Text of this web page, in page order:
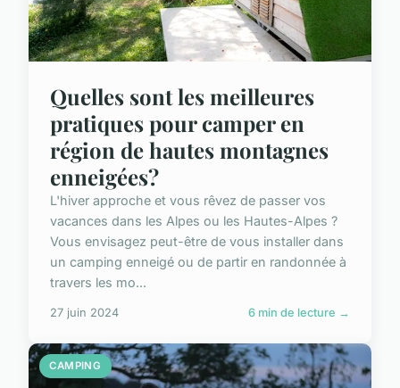
Quelles sont les meilleures
pratiques pour camper en
région de hautes montagnes
enneigées?
L'hiver approche et vous rêvez de passer vos
vacances dans les Alpes ou les Hautes-Alpes ?
Vous envisagez peut-être de vous installer dans
un camping enneigé ou de partir en randonnée à
travers les mo...
27 juin 2024 6 min de lecture →
CAMPING